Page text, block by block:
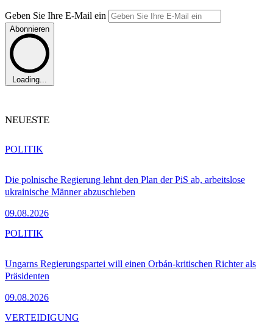
Geben Sie Ihre E-Mail ein
Abonnieren
Loading...
NEUESTE
Die polnische Regierung lehnt den Plan der PiS ab, arbeitslose
ukrainische Männer abzuschieben
09.08.2026
POLITIK
Ungarns Regierungspartei will einen Orbán-kritischen Richter als
Präsidenten
09.08.2026
POLITIK
VERTEIDIGUNG